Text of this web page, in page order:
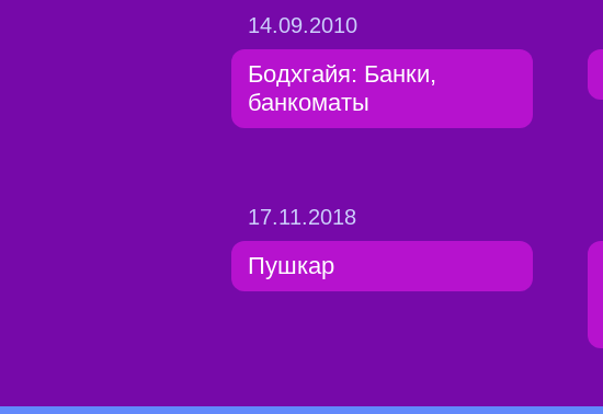
14.09.2010
Бодхгайя: Банки,
банкоматы
17.11.2018
Пушкар